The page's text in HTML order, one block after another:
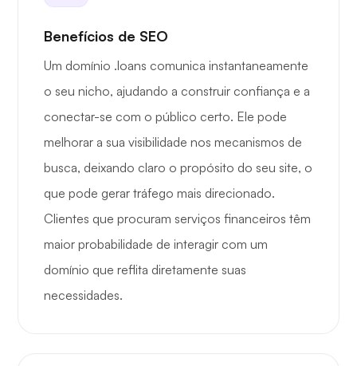
Benefícios de SEO
Um domínio .loans comunica instantaneamente
o seu nicho, ajudando a construir confiança e a
conectar-se com o público certo. Ele pode
melhorar a sua visibilidade nos mecanismos de
busca, deixando claro o propósito do seu site, o
que pode gerar tráfego mais direcionado.
Clientes que procuram serviços financeiros têm
maior probabilidade de interagir com um
domínio que reflita diretamente suas
necessidades.